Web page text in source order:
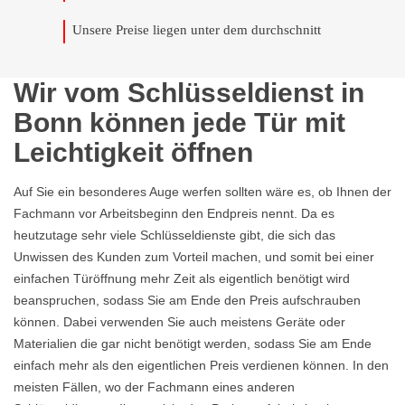
Unsere Preise liegen unter dem durchschnitt
Wir vom Schlüsseldienst in
Bonn können jede Tür mit
Leichtigkeit öffnen
Auf Sie ein besonderes Auge werfen sollten wäre es, ob Ihnen der
Fachmann vor Arbeitsbeginn den Endpreis nennt. Da es
heutzutage sehr viele Schlüsseldienste gibt, die sich das
Unwissen des Kunden zum Vorteil machen, und somit bei einer
einfachen Türöffnung mehr Zeit als eigentlich benötigt wird
beanspruchen, sodass Sie am Ende den Preis aufschrauben
können. Dabei verwenden Sie auch meistens Geräte oder
Materialien die gar nicht benötigt werden, sodass Sie am Ende
einfach mehr als den eigentlichen Preis verdienen können. In den
meisten Fällen, wo der Fachmann eines anderen